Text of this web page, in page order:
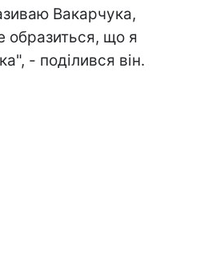
Вакарчука,
образиться, що я
- поділився він.